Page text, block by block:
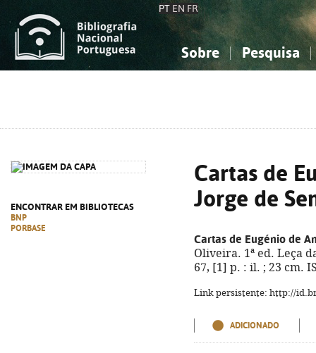
PT EN FR
Sobre Pesquisa
ENCONTRAR EM BIBLIOTECAS
BNP
PORBASE
Cartas de
Jorge de
Cartas de Eugénio de
Oliveira. 1ª ed. Leça
67, [1] p. : il. ; 23 cm.
Link persistente: http://
ADICIONADO